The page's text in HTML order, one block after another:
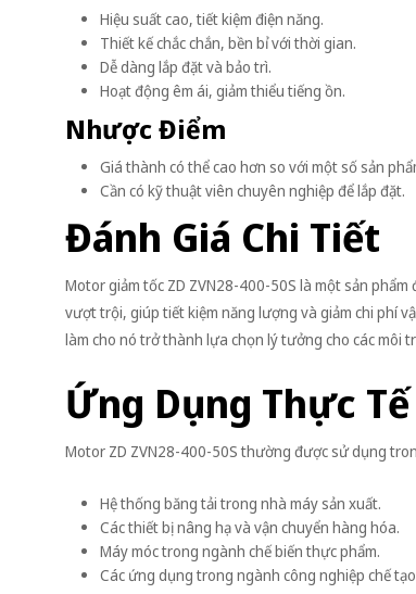
Hiệu suất cao, tiết kiệm điện năng.
Thiết kế chắc chắn, bền bỉ với thời gian.
Dễ dàng lắp đặt và bảo trì.
Hoạt động êm ái, giảm thiểu tiếng ồn.
Nhược Điểm
Giá thành có thể cao hơn so với một số sản
Cần có kỹ thuật viên chuyên nghiệp để lắp đặt.
Đánh Giá Chi Tiết
Motor giảm tốc ZD ZVN28-400-50S là một sản
vượt trội, giúp tiết kiệm năng lượng và giảm chi phí
làm cho nó trở thành lựa chọn lý tưởng cho các môi
Ứng Dụng Thực Tế
Motor ZD ZVN28-400-50S thường được sử dụng
Hệ thống băng tải trong nhà máy sản xuất.
Các thiết bị nâng hạ và vận chuyển hàng hóa.
Máy móc trong ngành chế biến thực phẩm.
Các ứng dụng trong ngành công nghiệp chế